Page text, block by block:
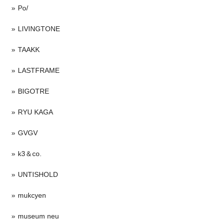
Po/
LIVINGTONE
TAAKK
LASTFRAME
BIGOTRE
RYU KAGA
GVGV
k3＆co.
UNTISHOLD
mukcyen
museum neu